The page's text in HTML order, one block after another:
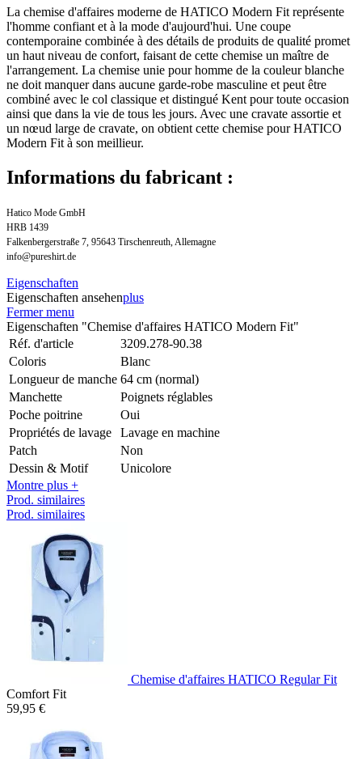
La chemise d'affaires moderne de HATICO Modern Fit représente
l'homme confiant et à la mode d'aujourd'hui. Une coupe
contemporaine combinée à des détails de produits de qualité promet
un haut niveau de confort, faisant de cette chemise un maître de
l'arrangement. La chemise unie pour homme de la couleur blanche
ne doit manquer dans aucune garde-robe masculine et peut être
combiné avec le col classique et distingué Kent pour toute occasion
ainsi que dans la vie de tous les jours. Avec une cravate assortie et
un nœud large de cravate, on obtient cette chemise pour HATICO
Modern Fit à son meillieur.
Informations du fabricant :
Hatico Mode GmbH
HRB 1439
Falkenbergerstraße 7, 95643 Tirschenreuth, Allemagne
info@pureshirt.de
Eigenschaften
Eigenschaften ansehenplus
Fermer menu
Eigenschaften "Chemise d'affaires HATICO Modern Fit"
Réf. d'article
3209.278-90.38
Coloris
Blanc
Longueur de manche 64 cm (normal)
Manchette
Poignets réglables
Poche poitrine
Oui
Propriétés de lavage
Lavage en machine
Patch
Non
Dessin & Motif
Unicolore
Montre plus +
Prod. similaires
Prod. similaires
Chemise d'affaires HATICO Regular Fit
Comfort Fit
59,95 €